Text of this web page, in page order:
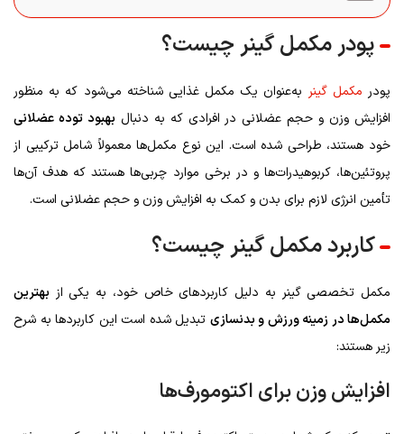
پودر مکمل گینر چیست؟
پودر مکمل گینر به‌عنوان یک مکمل غذایی شناخته می‌شود که به منظور
افزایش وزن و حجم عضلانی در افرادی که به دنبال بهبود توده عضلانی
خود هستند، طراحی شده است. این نوع مکمل‌ها معمولاً شامل ترکیبی از
پروتئین‌ها، کربوهیدرات‌ها و در برخی موارد چربی‌ها هستند که هدف آن‌ها
تأمین انرژی لازم برای بدن و کمک به افزایش وزن و حجم عضلانی است.
کاربرد مکمل گینر چیست؟
مکمل تخصصی گینر به دلیل کاربردهای خاص خود، به یکی از بهترین
مکمل‌ها در زمینه ورزش و بدنسازی تبدیل شده است این کاربردها به شرح
زیر هستند:
افزایش وزن برای اکتومورف‌ها